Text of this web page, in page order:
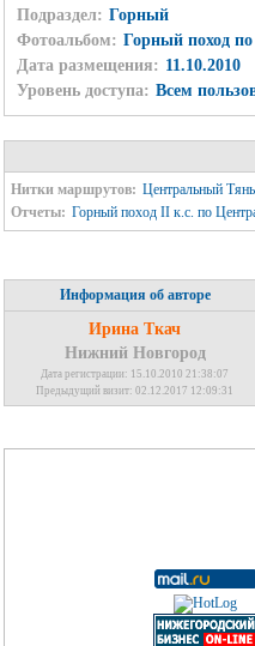
Подраздел: Горный
Фотоальбом: Горный поход
Дата размещения: 11.10.2010
Уровень доступа: Всем
Нитки маршрутов: Центральный
Отчеты: Горный поход II к.с. по
Информация об авторе
Ирина Ткач
Нижний Новгород
Дата регистрации: 15.10.2010 21:38:07
Предыдущий визит: 02.12.2017 12:09:31